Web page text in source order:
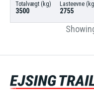
Totalvægt (kg)
3500
Lasteevne
2755